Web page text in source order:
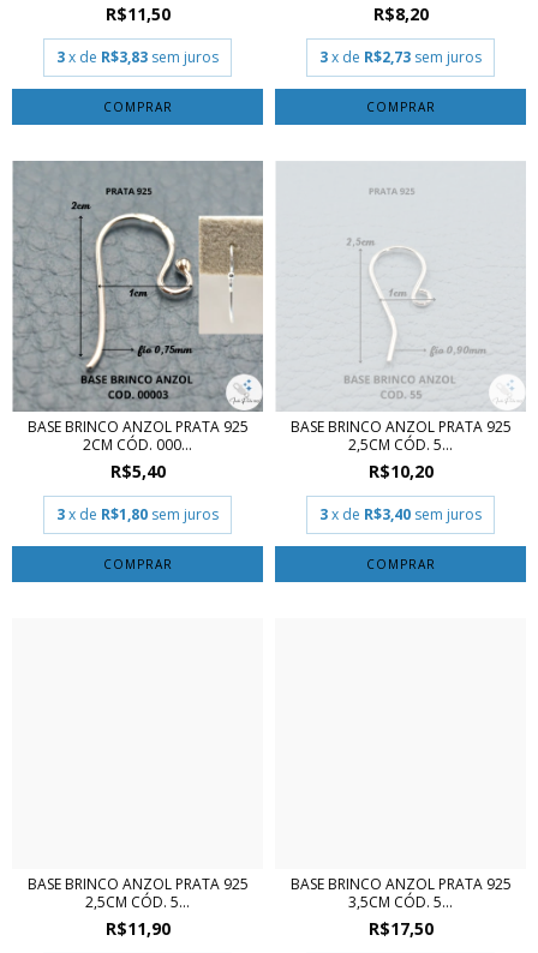
R$11,50
3x de R$3,83 sem juros
R$8,20
3x de R$2,73 sem juros
COMPRAR
BASE BRINCO ANZOL PRATA 925
2CM CÓD. 000...
R$5,40
3x de R$1,80 sem juros
COMPRAR
BASE BRINCO ANZOL PRATA 925
2,5CM CÓD. 5...
R$10,20
3x de R$3,40 sem juros
COMPRAR
BASE BRINCO ANZOL PRATA 925
2,5CM CÓD. 5...
R$11,90
BASE BRINCO ANZOL PRATA 925
3,5CM CÓD. 5...
R$17,50